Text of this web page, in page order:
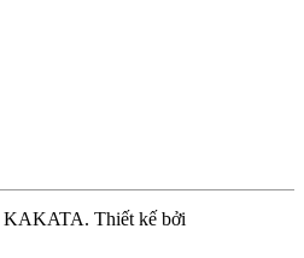
KAKATA. Thiết kế bởi